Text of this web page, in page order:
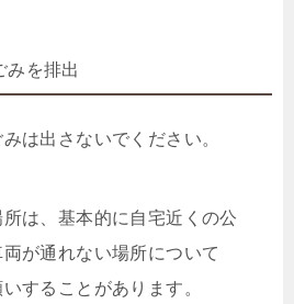
みを排出
は出さないでください。
は、基本的に自宅近くの公
が通れない場所について
することがあります。